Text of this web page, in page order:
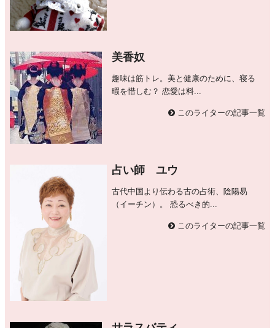
美香奴
趣味は筋トレ。美と健康のために、寝る
暇を惜しむ？ 恋愛は料...
このライターの記事一覧
占い師 ユウ
古代中国より伝わる古の占術、陰陽易
（イーチン）。 恐るべき的...
このライターの記事一覧